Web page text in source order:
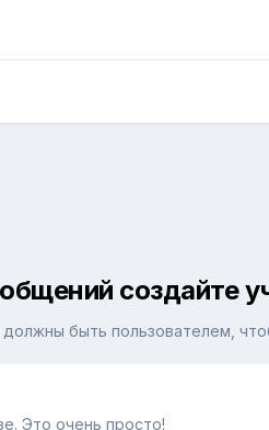
создайте
быть пользователем,
Это очень просто!